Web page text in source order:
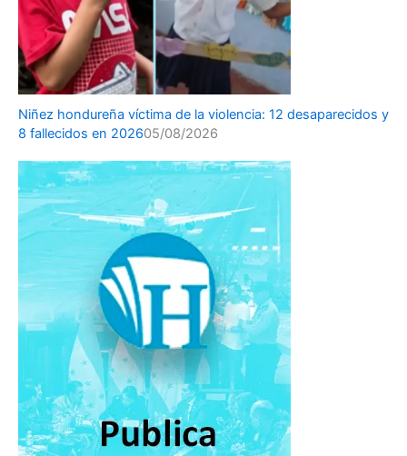
Niñez hondureña víctima de la violencia: 12 desaparecidos y
8 fallecidos en 202605/08/2026